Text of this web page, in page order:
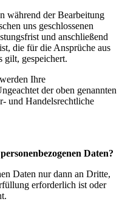
während der Bearbeitung
uns geschlossenen
und anschließend
die für die Ansprüche aus
gilt, gespeichert.
Ihre
der oben genannten
und Handelsrechtliche
Daten?
Daten nur dann an Dritte,
erforderlich ist oder